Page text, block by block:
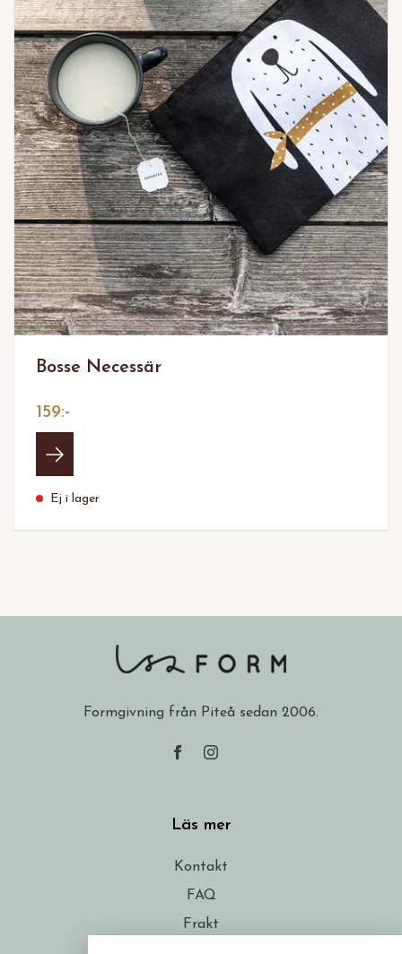
Bosse Necessär
159:-
Ej i lager
Formgivning från Piteå sedan 2006.
Läs mer
Kontakt
FAQ
Frakt